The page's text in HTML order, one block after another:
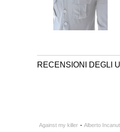
RECENSIONI DEGLI
Against my killer- Alberto